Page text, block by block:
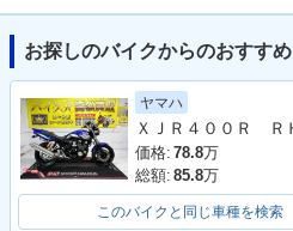
お探しのバイクからのおすすめ
ヤマハ
価格: 78.8万
総額: 85.8万
このバイクと同じ車種を検索